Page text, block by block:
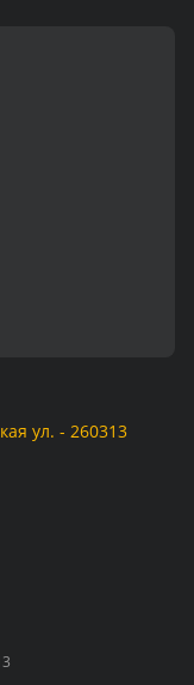
ул. - 260313